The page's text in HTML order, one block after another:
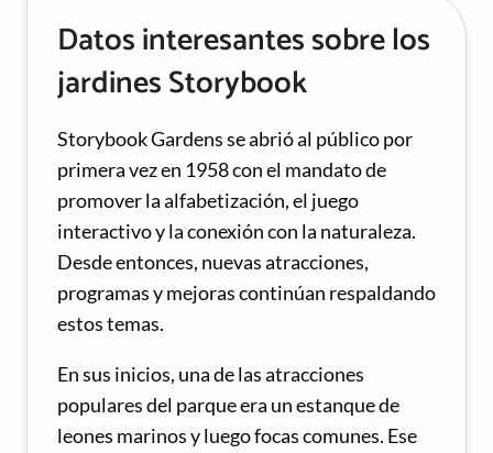
Datos interesantes sobre los
jardines Storybook
Storybook Gardens se abrió al público por
primera vez en 1958 con el mandato de
promover la alfabetización, el juego
interactivo y la conexión con la naturaleza.
Desde entonces, nuevas atracciones,
programas y mejoras continúan respaldando
estos temas.
En sus inicios, una de las atracciones
populares del parque era un estanque de
leones marinos y luego focas comunes. Ese